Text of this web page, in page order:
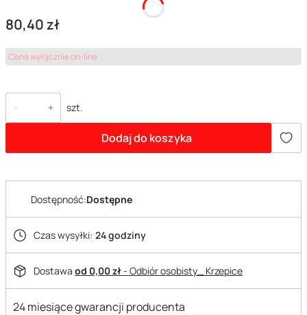
Cena
80,40 zł
Cena wyłącznie on-line
szt.
Dodaj do koszyka
Dostępność:Dostępne
Czas wysyłki: 24 godziny
Dostawa od 0,00 zł- Odbiór osobisty_ Krzepice
24 miesiące gwarancji producenta